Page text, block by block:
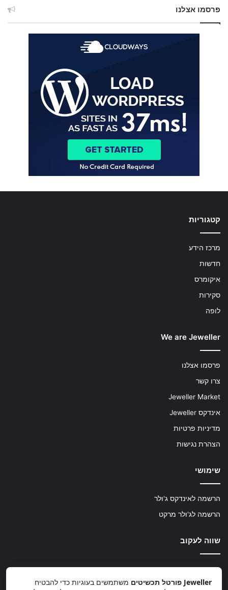
פרסמו אצלנו
קטגוריות
מרכז הידע
חדשות
איקומרס
סקירות
לופה
We are Jeweller
פרסמו אצלנו
צרו קשר
Jeweller Market
אינדקס Jeweller
מדיניות פרטיות
הצהרת נגישות
שימושי
הרשמה לאינדקס ג'ולר
הרשמה לג'ולר מרקט
שווה לעקוב
Facebook
Instagram
TikTok Jeweller פורטל תכשיטים
משתמשים בעוגיות כדי להבטיח